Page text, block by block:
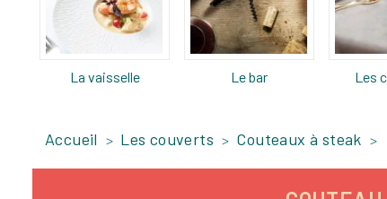
La vaisselle Le bar Les
Accueil Les couverts Couteaux à steak